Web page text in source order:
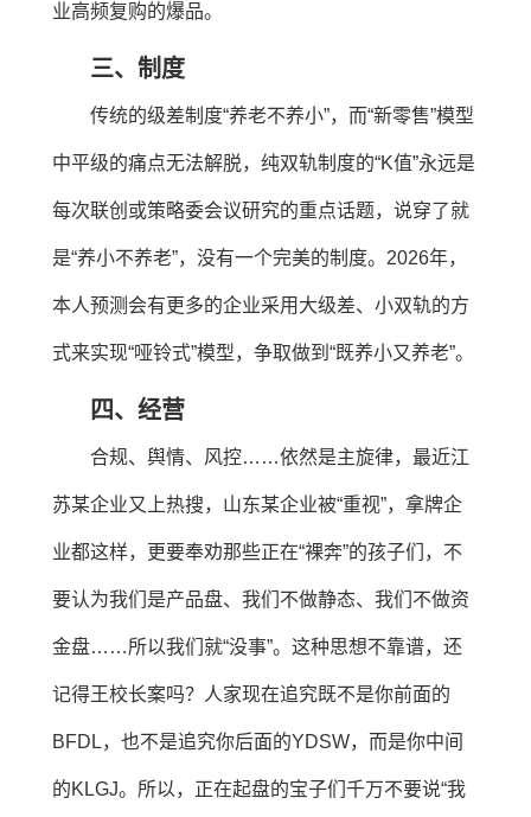
业高频复购的爆品。
三、制度
传统的级差制度“养老不养小”，而“新零售”模型
中平级的痛点无法解脱，纯双轨制度的“K值”永远是
每次联创或策略委会议研究的重点话题，说穿了就
是“养小不养老”，没有一个完美的制度。2026年，
本人预测会有更多的企业采用大级差、小双轨的方
式来实现“哑铃式”模型，争取做到“既养小又养老”。
四、经营
合规、舆情、风控……依然是主旋律，最近江
苏某企业又上热搜，山东某企业被“重视”，拿牌企
业都这样，更要奉劝那些正在“裸奔”的孩子们，不
要认为我们是产品盘、我们不做静态、我们不做资
金盘……所以我们就“没事”。这种思想不靠谱，还
记得王校长案吗？人家现在追究既不是你前面的
BFDL，也不是追究你后面的YDSW，而是你中间
的KLGJ。所以，正在起盘的宝子们千万不要说“我